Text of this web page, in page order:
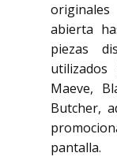
abierta
piezas
Maeve,
Butcher,
pantalla.